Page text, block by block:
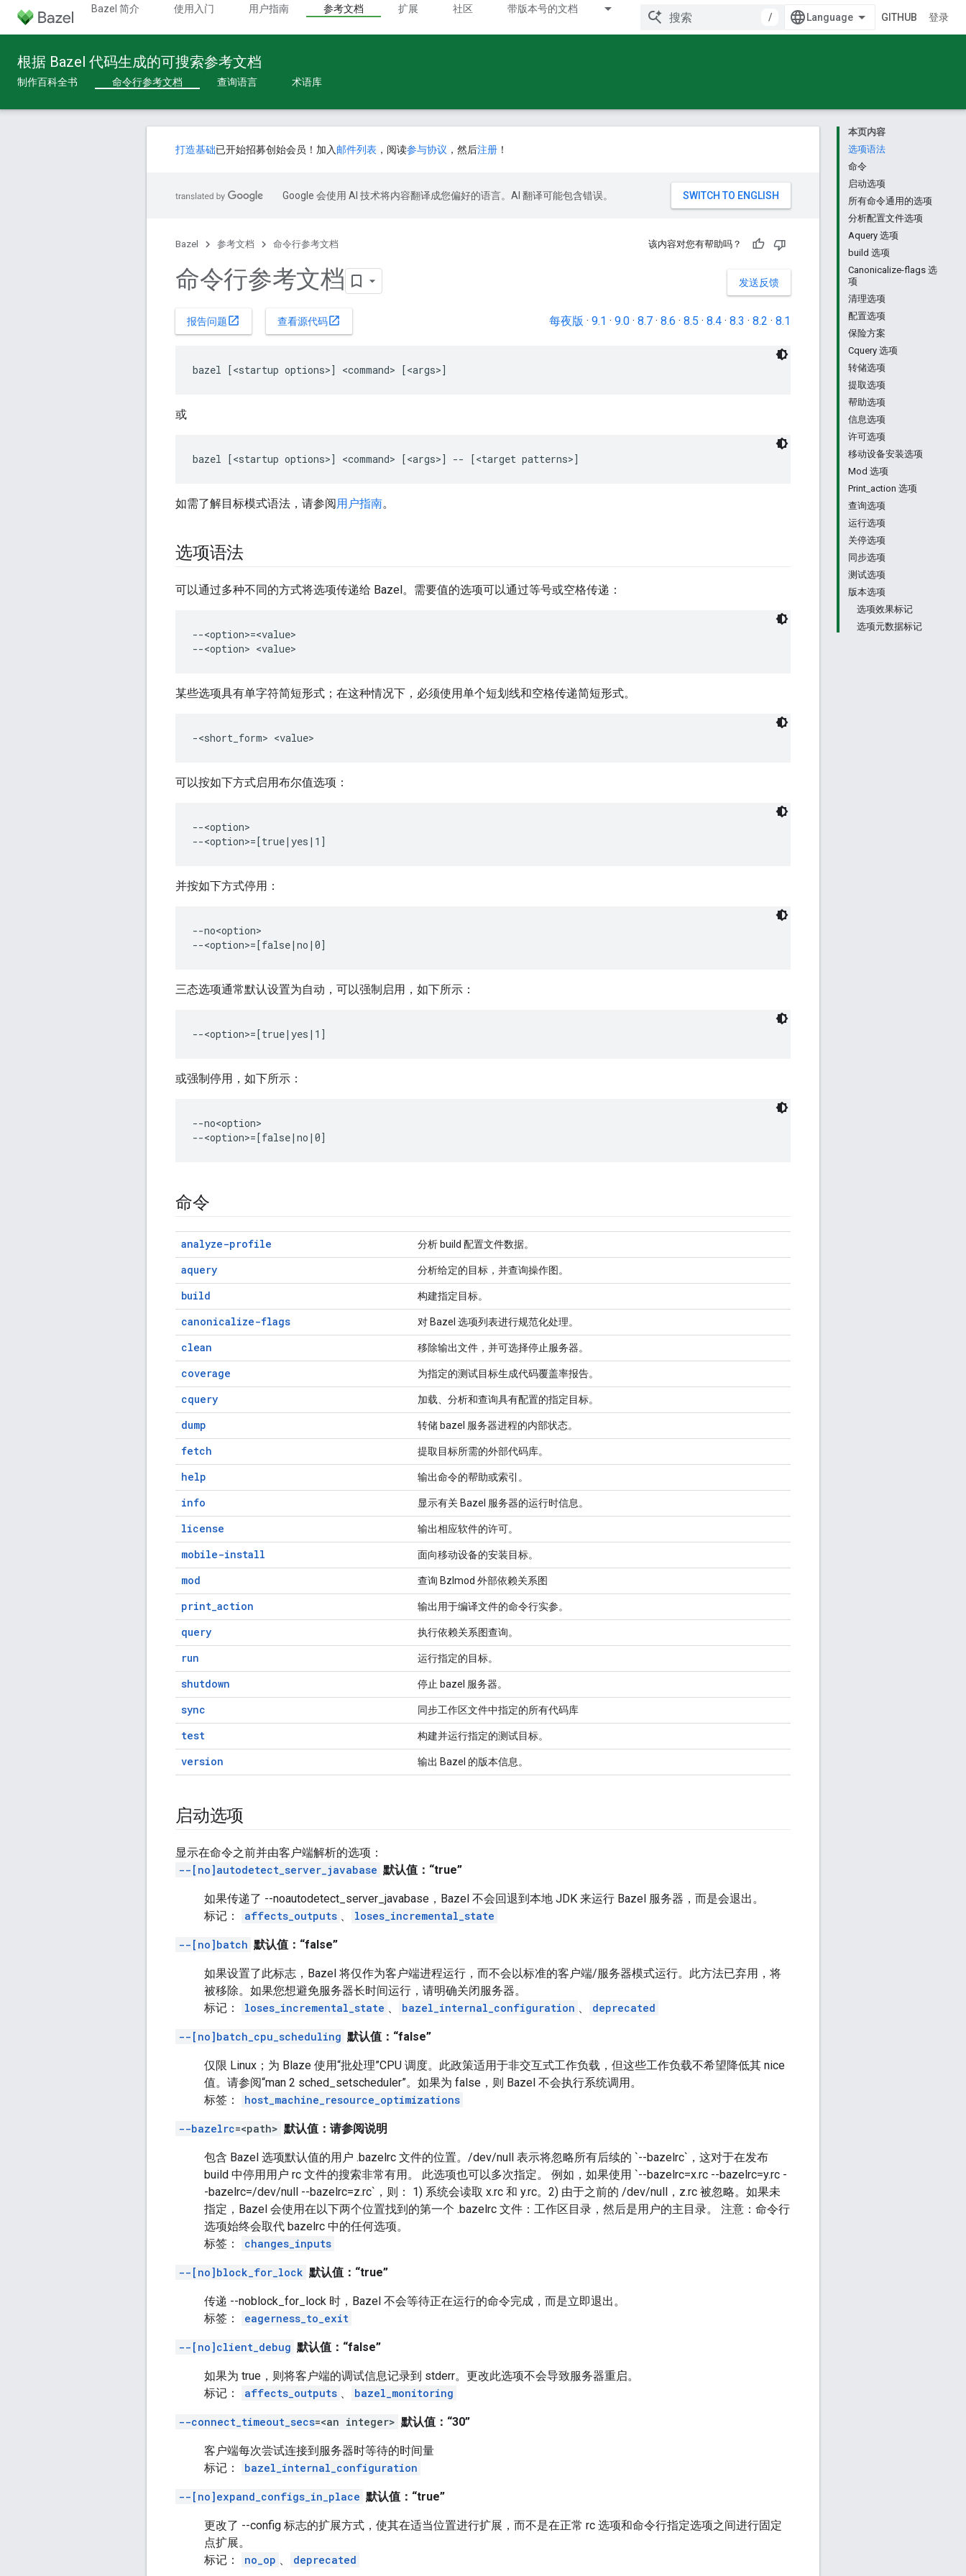
Bazel 简介 使用入门 用户指南 参考文档 扩展 社区 带版本号的文档
/ GITHUB 登录
根据 Bazel 代码生成的可搜索参考文档
制作百科全书 命令行参考文档 查询语言 术语库
本页内容
选项语法
命令
启动选项
所有命令通用的选项
分析配置文件选项
Aquery 选项
build 选项
Canonicalize-flags 选
项
清理选项
配置选项
保险方案
Cquery 选项
转储选项
提取选项
帮助选项
信息选项
许可选项
移动设备安装选项
Mod 选项
Print_action 选项
查询选项
运行选项
关停选项
同步选项
测试选项
版本选项
选项效果标记
选项元数据标记
打造基础已开始招募创始会员！加入 邮件列表 ，阅读参与协议 ，然后注册 ！
Google 会使用 AI 技术将内容翻译成您偏好的语言。AI 翻译可能包含错误。
Bazel 参考文档 命令行参考文档 该内容对您有帮助吗？
发送反馈
命令行参考文档
报告问题 open_in_new 查看源代码open_in_new 每夜版 · 9.1 · 9.0 · 8.7 · 8.6 · 8.5 · 8.4 · 8.3 · 8.2 · 8.1
或
如需了解目标模式语法，请参阅用户指南。
选项语法
可以通过多种不同的方式将选项传递给 Bazel。需要值的选项可以通过等号或空格传递：
--<option>=<value>
某些选项具有单字符简短形式；在这种情况下，必须使用单个短划线和空格传递简短形式。
可以按如下方式启用布尔值选项：
--<option>
并按如下方式停用：
--no<option>
三态选项通常默认设置为自动，可以强制启用，如下所示：
或强制停用，如下所示：
--no<option>
命令
analyze-profile 分析 build 配置文件数据。
aquery 分析给定的目标，并查询操作图。
build 构建指定目标。
canonicalize-flags 对 Bazel 选项列表进行规范化处理。
clean 移除输出文件，并可选择停止服务器。
coverage 为指定的测试目标生成代码覆盖率报告。
cquery 加载、分析和查询具有配置的指定目标。
dump 转储 bazel 服务器进程的内部状态。
fetch 提取目标所需的外部代码库。
help 输出命令的帮助或索引。
info 显示有关 Bazel 服务器的运行时信息。
license 输出相应软件的许可。
mobile-install 面向移动设备的安装目标。
mod 查询 Bzlmod 外部依赖关系图
print_action 输出用于编译文件的命令行实参。
query 执行依赖关系图查询。
run 运行指定的目标。
shutdown 停止 bazel 服务器。
sync 同步工作区文件中指定的所有代码库
test 构建并运行指定的测试目标。
version 输出 Bazel 的版本信息。
启动选项
显示在命令之前并由客户端解析的选项：
--[no]autodetect_server_javabase 默认值：“true”
如果传递了 --noautodetect_server_javabase，Bazel 不会回退到本地 JDK 来运行 Bazel 服务器，而是会退出。
标记：
affects_outputs 、 loses_incremental_state
--[no]batch 默认值：“false”
如果设置了此标志，Bazel 将仅作为客户端进程运行，而不会以标准的客户端/服务器模式运行。此方法已弃用，将
被移除。如果您想避免服务器长时间运行，请明确关闭服务器。
标记：
loses_incremental_state 、 bazel_internal_configuration 、 deprecated
--[no]batch_cpu_scheduling 默认值：“false”
仅限 Linux；为 Blaze 使用“批处理”CPU 调度。此政策适用于非交互式工作负载，但这些工作负载不希望降低其 nice
值。请参阅“man 2 sched_setscheduler”。如果为 false，则 Bazel 不会执行系统调用。
标签：
host_machine_resource_optimizations
--bazelrc=<path> 默认值：请参阅说明
包含 Bazel 选项默认值的用户 .bazelrc 文件的位置。/dev/null 表示将忽略所有后续的 `--bazelrc`，这对于在发布
build 中停用用户 rc 文件的搜索非常有用。 此选项也可以多次指定。 例如，如果使用 `--bazelrc=x.rc --bazelrc=y.rc -
-bazelrc=/dev/null --bazelrc=z.rc`，则： 1) 系统会读取 x.rc 和 y.rc。2) 由于之前的 /dev/null，z.rc 被忽略。如果未
指定，Bazel 会使用在以下两个位置找到的第一个 .bazelrc 文件：工作区目录，然后是用户的主目录。 注意：命令行
选项始终会取代 bazelrc 中的任何选项。
标签：
changes_inputs
--[no]block_for_lock 默认值：“true”
传递 --noblock_for_lock 时，Bazel 不会等待正在运行的命令完成，而是立即退出。
标签：
eagerness_to_exit
--[no]client_debug 默认值：“false”
如果为 true，则将客户端的调试信息记录到 stderr。更改此选项不会导致服务器重启。
标记：
affects_outputs 、 bazel_monitoring
--connect_timeout_secs=<an integer> 默认值：“30”
客户端每次尝试连接到服务器时等待的时间量
标记：
bazel_internal_configuration
--[no]expand_configs_in_place 默认值：“true”
更改了 --config 标志的扩展方式，使其在适当位置进行扩展，而不是在正常 rc 选项和命令行指定选项之间进行固定
点扩展。
标记：
no_op 、 deprecated